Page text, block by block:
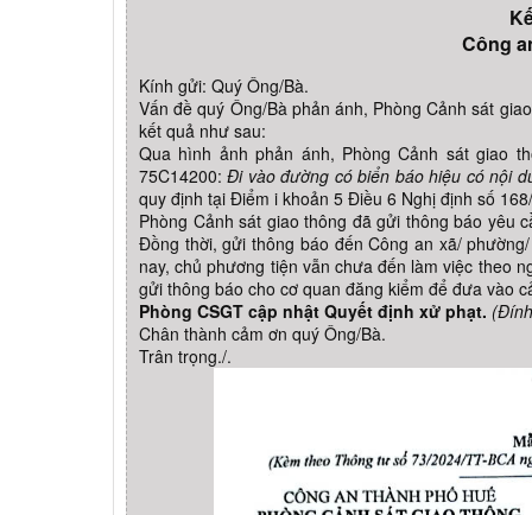
Công
Kính gửi: Quý Ông/Bà.
Vấn đề quý Ông/Bà phản ánh, Phòng Cảnh sát
kết quả như sau:
Qua hình ảnh phản ánh, Phòng Cảnh sát giao
75C14200:Đi vào đường có biển báo hiệu có nội
quy định tại Điểm i khoản 5 Điều 6 Nghị định số
Phòng Cảnh sát giao thông đã gửi thông báo yêu
Đồng thời, gửi thông báo đến Công an xã/
nay, chủ phương tiện vẫn chưa đến làm việc theo
gửi thông báo cho cơ quan đăng kiểm để đưa vào
Phòng CSGT cập nhật Quyết định xử phạt.
Chân thành cảm ơn quý Ông/Bà.
Trân trọng./.